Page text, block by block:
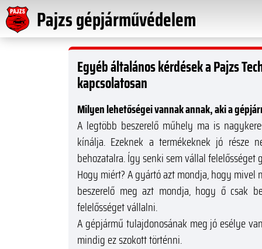
Pajzs gépjárművédelem
Egyéb általános kérdések a Pajzs
kapcsolatosan
Milyen lehetőségei vannak annak, aki a
A legtöbb beszerelő műhely ma is
kínálja. Ezeknek a termékeknek jó része
behozatalra. Így senki sem vállal felelősséget
Hogy miért? A gyártó azt mondja, hogy mivel
beszerelő meg azt mondja, hogy ő csak
felelősséget vállalni.
A gépjármű tulajdonosának meg jó esélye
mindig ez szokott történni.